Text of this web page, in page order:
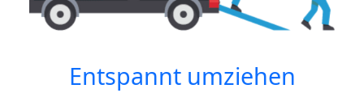
Entspannt umziehen